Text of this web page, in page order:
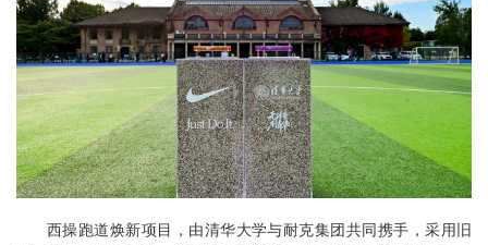
西操跑道焕新项目，由清华大学与耐克集团共同携手，采用旧